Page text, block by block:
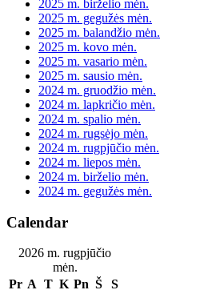
2025 m. birželio mėn.
2025 m. gegužės mėn.
2025 m. balandžio mėn.
2025 m. kovo mėn.
2025 m. vasario mėn.
2025 m. sausio mėn.
2024 m. gruodžio mėn.
2024 m. lapkričio mėn.
2024 m. spalio mėn.
2024 m. rugsėjo mėn.
2024 m. rugpjūčio mėn.
2024 m. liepos mėn.
2024 m. birželio mėn.
2024 m. gegužės mėn.
Calendar
2026 m. rugpjūčio
mėn.
Pr A T K Pn Š
S